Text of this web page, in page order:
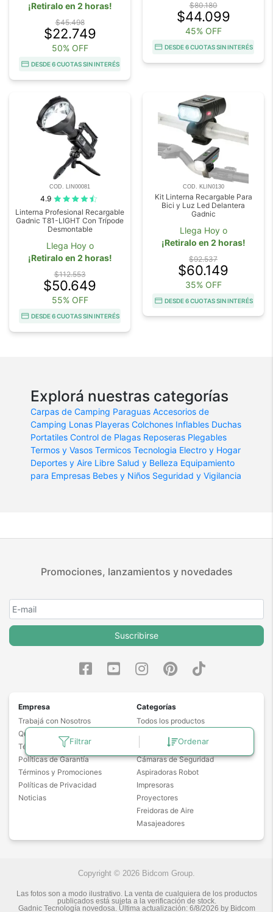
Filtrar Ordenar
¡Retiralo en 2 horas!
$45.498
$22.749
50% OFF
DESDE 6 CUOTAS SIN INTERÉS
$80.180
$44.099
45% OFF
DESDE 6 CUOTAS SIN INTERÉS
COD. LIN00081
4.9
Linterna Profesional Recargable
Gadnic T81-LIGHT Con Trípode
Desmontable
Llega Hoy o
¡Retiralo en 2 horas!
$112.553
$50.649
55% OFF
DESDE 6 CUOTAS SIN INTERÉS
COD. KLIN0130
Kit Linterna Recargable Para
Bici y Luz Led Delantera
Gadnic
Llega Hoy o
¡Retiralo en 2 horas!
$92.537
$60.149
35% OFF
DESDE 6 CUOTAS SIN INTERÉS
Explorá nuestras categorías
Carpas de Camping Paraguas Accesorios de
Camping Lonas Playeras Colchones Inflables Duchas
Portatiles Control de Plagas Reposeras Plegables
Termos y Vasos Termicos Tecnologia Electro y Hogar
Deportes y Aire Libre Salud y Belleza Equipamiento
para Empresas Bebes y Niños Seguridad y Vigilancia
Promociones, lanzamientos y novedades
Suscribirse
Empresa
Trabajá con Nosotros
Quiénes Somos
Términos y Condiciones
Políticas de Garantía
Términos y Promociones
Políticas de Privacidad
Noticias
Categorías
Todos los productos
Drones
Cámaras de Seguridad
Aspiradoras Robot
Impresoras
Proyectores
Freidoras de Aire
Masajeadores
Copyright © 2026 Bidcom Group.
Las fotos son a modo ilustrativo. La venta de cualquiera de los productos
publicados está sujeta a la verificación de stock.
Gadnic Tecnología novedosa. Última actualización: 6/8/2026 by Bidcom